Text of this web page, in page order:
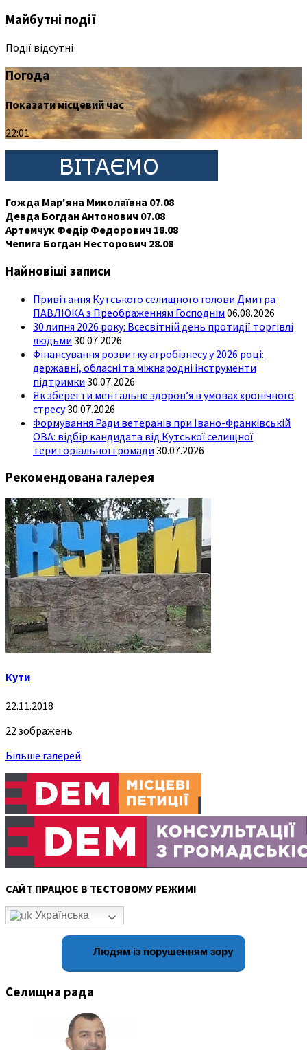
Майбутні події
Події відсутні
Погода
Показати місцевий час
22:01
Гожда Мар'яна Миколаївна 07.08
Девда Богдан Антонович 07.08
Артемчук Федір Федорович 18.08
Чепига Богдан Несторович 28.08
Найновіші записи
Привітання Кутського селищного голови Дмитра
ПАВЛЮКА з Преображенням Господнім 06.08.2026
30 липня 2026 року: Всесвітній день протидії торгівлі
людьми 30.07.2026
Фінансування розвитку агробізнесу у 2026 році:
державні, обласні та міжнародні інструменти
підтримки 30.07.2026
Як зберегти ментальне здоров’я в умовах хронічного
стресу30.07.2026
Формування Ради ветеранів при Івано-Франківській
ОВА: відбір кандидата від Кутської селищної
територіальної громади 30.07.2026
Рекомендована галерея
Кути
22.11.2018
22 зображень
Більше галерей
САЙТ ПРАЦЮЄ В ТЕСТОВОМУ РЕЖИМІ
Українська
Людям із порушенням зору
Селищна рада